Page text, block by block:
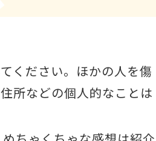
ください。ほかの人を傷
所などの個人的なことは